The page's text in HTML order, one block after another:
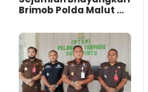
Brimob Polda Malut …